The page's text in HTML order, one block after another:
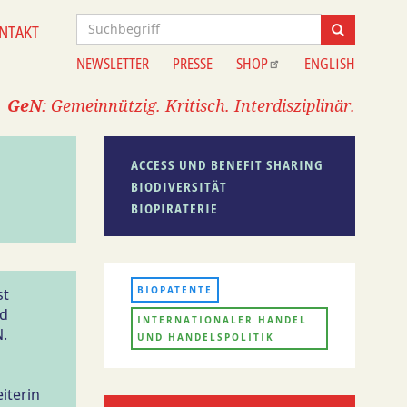
Suche
Information
NEWSLETTER PRESSE SHOP ENGLISH
GeN: Gemeinnützig. Kritisch. Interdisziplinär.
ACCESS UND BENEFIT SHARING
BIODIVERSITÄT
BIOPIRATERIE
BIOPATENTE
INTERNATIONALER HANDEL
UND HANDELSPOLITIK